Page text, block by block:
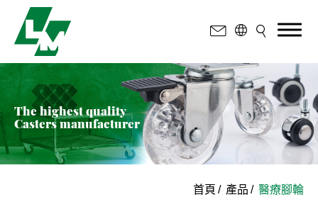
The highest quality
Casters manufacturer
載重
10~25kgs
首頁 產品 醫療腳輪